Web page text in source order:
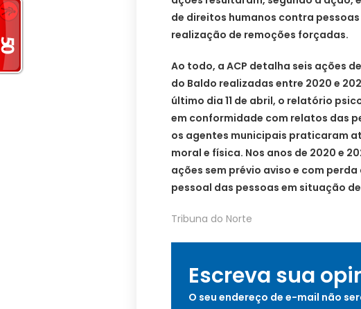
de direitos humanos contra
realização de remoções forçadas.
Ao todo, a ACP detalha seis ações
do Baldo realizadas entre 2020 e
último dia 11 de abril, o relatório
em conformidade com relatos das
os agentes municipais praticaram
moral e física. Nos anos de 2020 e
ações sem prévio aviso e com
pessoal das pessoas em situação
Tribuna do Norte
Escreva sua
O seu endereço de e-mail não